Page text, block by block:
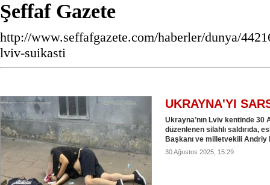
Şeffaf Gazete
http://www.seffafgazete.com/haberler/dunya/
lviv-suikasti
UKRAYNA'YI
Ukrayna’nın Lviv kentinde
düzenlenen silahlı saldırıda,
Başkanı ve milletvekili Andriy
30 Ağustos 2025, 15:29